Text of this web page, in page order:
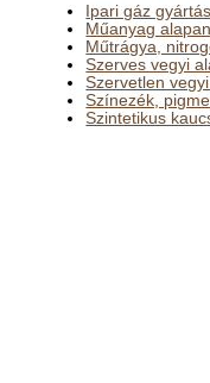
Ipari gáz
Műanyag
Műtrágya,
Szerves vegyi
Szervetlen
Színezék,
Szintetikus